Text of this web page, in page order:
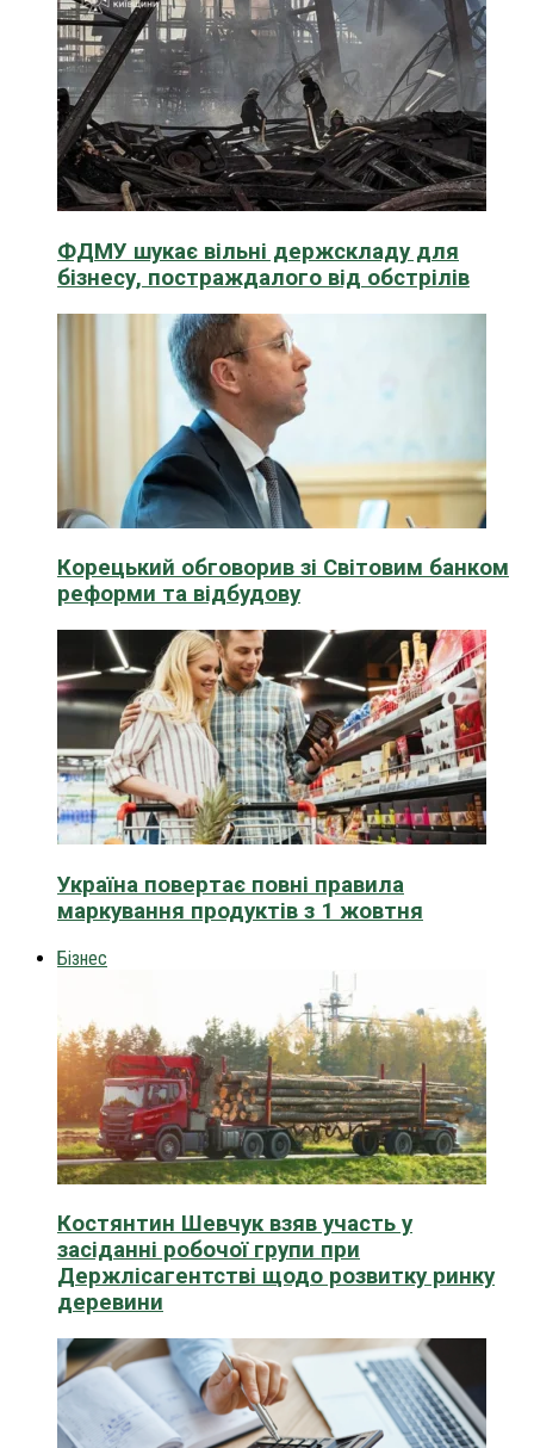
ФДМУ шукає вільні держскладу для
бізнесу, постраждалого від обстрілів
Корецький обговорив зі Світовим банком
реформи та відбудову
Україна повертає повні правила
маркування продуктів з 1 жовтня
Бізнес
Костянтин Шевчук взяв участь у
засіданні робочої групи при
Держлісагентстві щодо розвитку ринку
деревини